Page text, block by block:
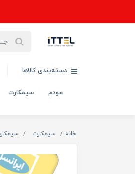
دسته‌بندی کالاها
مودم سیمکارت
خانه سیمکارت